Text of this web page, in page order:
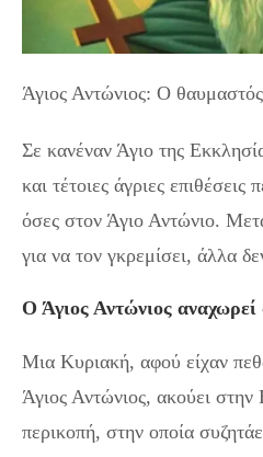
Άγιος Αντώνιος: Ο
Σε κανέναν Άγιο της
και τέτοιες άγριες
όσες στον Άγιο Αντώνιο.
για να τον γκρεμίσει, άλλα
Ο Άγιος Αντώνιος
Μια Κυριακή, αφού είχαν
Άγιος Αντώνιος, ακούει
περικοπή, στην οποία